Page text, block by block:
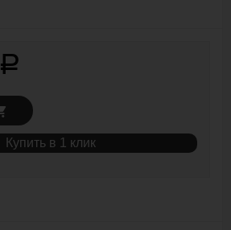
Р
Купить в 1 клик